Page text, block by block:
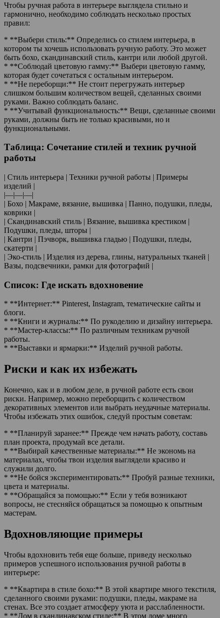
Чтобы ручная работа в интерьере выглядела стильно и
гармонично, необходимо соблюдать несколько простых
правил:
* **Выбери стиль:** Определись со стилем интерьера, в
котором ты хочешь использовать ручную работу. Это может
быть бохо, скандинавский стиль, кантри или любой другой.
* **Соблюдай цветовую гамму:** Выбери цветовую гамму,
которая будет сочетаться с остальным интерьером.
* **Не переборщи:** Не стоит перегружать интерьер
слишком большим количеством вещей, сделанных своими
руками. Важно соблюдать баланс.
* **Учитывай функциональность:** Вещи, сделанные своими
руками, должны быть не только красивыми, но и
функциональными.
Таблица: Сочетание стилей и техник ручной
работы
| Стиль интерьера | Техники ручной работы | Примеры
изделий |
|—|—|—|
| Бохо | Макраме, вязание, вышивка | Панно, подушки, пледы,
коврики |
| Скандинавский стиль | Вязание, вышивка крестиком |
Подушки, пледы, шторы |
| Кантри | Пэчворк, вышивка гладью | Подушки, пледы,
скатерти |
| Эко-стиль | Изделия из дерева, глины, натуральных тканей |
Вазы, подсвечники, рамки для фотографий |
Список: Где искать вдохновение
* **Интернет:** Pinterest, Instagram, тематические сайты и
блоги.
* **Книги и журналы:** По рукоделию и дизайну интерьера.
* **Мастер-классы:** По различным техникам ручной
работы.
* **Выставки и ярмарки:** Изделий ручной работы.
Риски и как их избежать
Конечно, как и в любом деле, в ручной работе есть свои
риски. Например, можно переборщить с количеством
декоративных элементов или выбрать неудачные материалы.
Чтобы избежать этих ошибок, следуй простым советам:
* **Планируй заранее:** Прежде чем начать работу, составь
план проекта, продумай все детали.
* **Выбирай качественные материалы:** Не экономь на
материалах, чтобы твои изделия выглядели красиво и
служили долго.
* **Не бойся экспериментировать:** Пробуй разные техники,
цвета и материалы.
* **Обращайся за помощью:** Если у тебя возникают
вопросы, не стесняйся обращаться за помощью к опытным
мастерам.
Вдохновляющие примеры
Чтобы вдохновить тебя еще больше, приведу несколько
примеров успешного использования ручной работы в
интерьере:
* **Квартира в стиле бохо:** В этой квартире много текстиля,
сделанного своими руками: подушки, пледы, макраме на
стенах. Все это создает атмосферу уюта и расслабленности.
* **Дом в скандинавском стиле:** В этом доме много